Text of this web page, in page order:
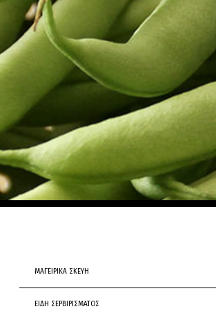
ΜΑΓΕΙΡΙΚΑ ΣΚΕΥΗ
ΕΙΔΗ ΣΕΡΒΙΡΙΣΜΑΤΟΣ